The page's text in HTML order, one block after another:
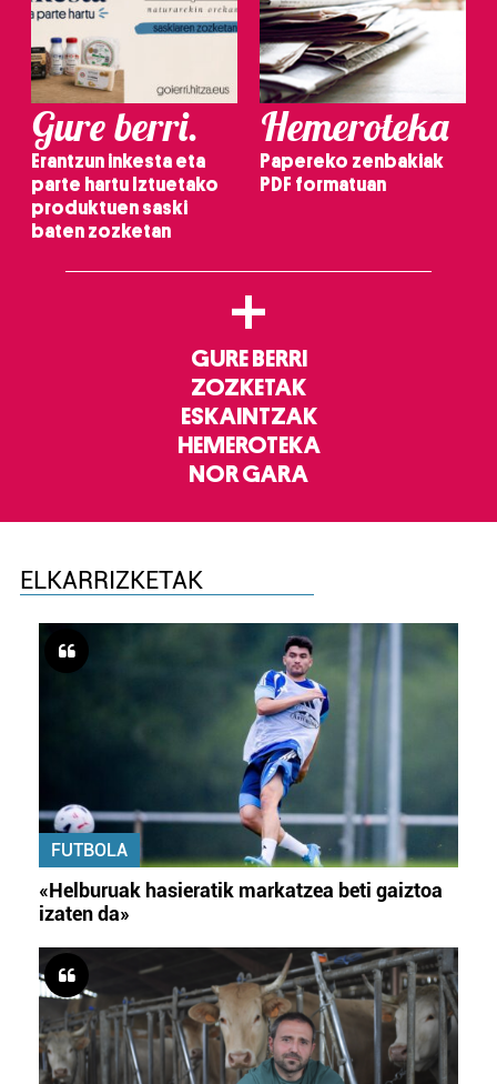
Gure berri.
Erantzun inkesta eta
parte hartu Iztuetako
produktuen saski
baten zozketan
Hemeroteka
Papereko zenbakiak
PDF formatuan
+
GURE BERRI
ZOZKETAK
ESKAINTZAK
HEMEROTEKA
NOR GARA
ELKARRIZKETAK
FUTBOLA
«Helburuak hasieratik markatzea beti gaiztoa
izaten da»